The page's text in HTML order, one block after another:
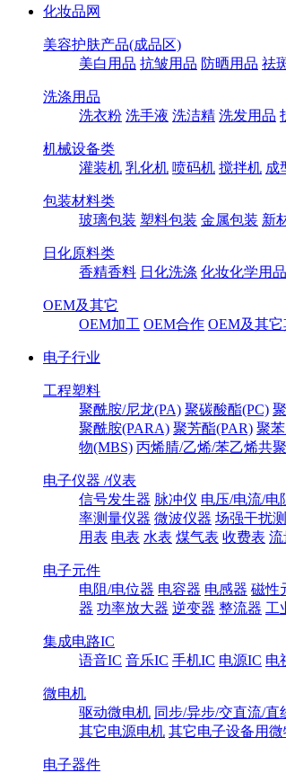
化妆品网
美容护肤产品(成品区)
美白用品 抗皱用品 防晒用品 祛
洗涤用品
洗衣粉 洗手液 洗洁精 洗发用品
机械设备类
灌装机 乳化机 喷码机 搅拌机 成
包装材料类
玻璃包装 塑料包装 金属包装 新
日化原料类
香精香料 日化洗涤 化妆化学用品
OEM及其它
OEM加工 OEM合作 OEM及其它
电子行业
工程塑料
聚酰胺/尼龙(PA) 聚碳酸酯(PC)
聚酰胺(PARA) 聚芳酯(PAR) 聚
物(MBS) 丙烯腈/乙烯/苯乙烯共
电子仪器 /仪表
信号发生器 脉冲仪 电压/电流/电
率测量仪器 微波仪器 场强干扰
用表 电表 水表 煤气表 收费表 流
电子元件
电阻/电位器 电容器 电感器 磁性
器 功率放大器 逆变器 整流器 工
集成电路IC
语音IC 音乐IC 手机IC 电源IC 电
微电机
驱动微电机 同步/异步/交直流/直
其它电源电机 其它电子设备用
电子器件